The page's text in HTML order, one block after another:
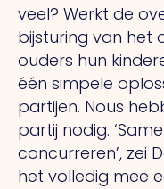
veel? Werkt de
bijsturing van het
ouders hun
één simpele
partijen. Nous
partij nodig.
concurreren’, zei
het volledig mee